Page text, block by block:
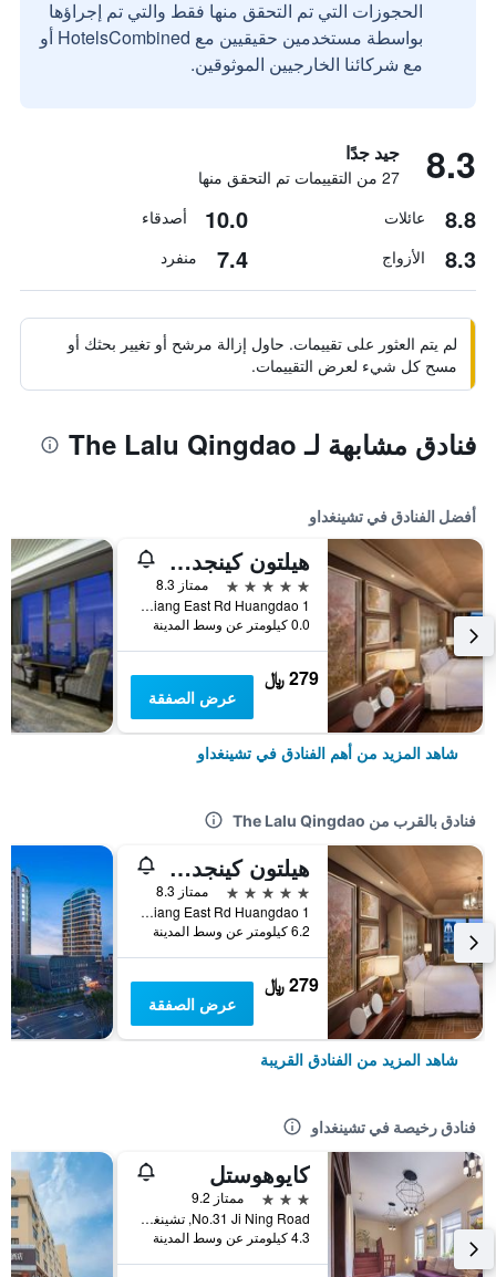
الحجوزات التي تم التحقق منها فقط والتي تم إجراؤها
بواسطة مستخدمين حقيقيين مع HotelsCombined أو
مع شركائنا الخارجيين الموثوقين.
8.3 جيد جدًا
27 من التقييمات تم التحقق منها
8.8 عائلات 10.0 أصدقاء
8.3 الأزواج 7.4 منفرد
لم يتم العثور على تقييمات. حاول إزالة مرشح أو تغيير بحثك أو
مسح كل شيء لعرض التقييمات.
فنادق مشابهة لـ The Lalu Qingdao
أفضل الفنادق في تشينغداو
هيلتون كينجداو جولدين بيتش
5 نجوم
ممتاز 8.3
1 Jia Liang Jiang East Rd Huangdao, تشينغداو, الصين
0.0 كيلومتر عن وسط المدينة
279 ﷼
عرض الصفقة
شاهد المزيد من أهم الفنادق في تشينغداو
فنادق بالقرب من The Lalu Qingdao
هيلتون كينجداو جولدين بيتش
5 نجوم
ممتاز 8.3
1 Jia Liang Jiang East Rd Huangdao, تشينغداو, الصين
6.2 كيلومتر عن وسط المدينة
279 ﷼
عرض الصفقة
شاهد المزيد من الفنادق القريبة
فنادق رخيصة في تشينغداو
كايوهوستل
3 نجوم
ممتاز 9.2
No.31 Ji Ning Road, تشينغداو, الصين
4.3 كيلومتر عن وسط المدينة